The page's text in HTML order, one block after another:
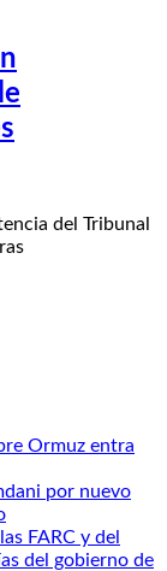
del Tribunal
Ormuz entra
por nuevo
FARC y del
del gobierno de